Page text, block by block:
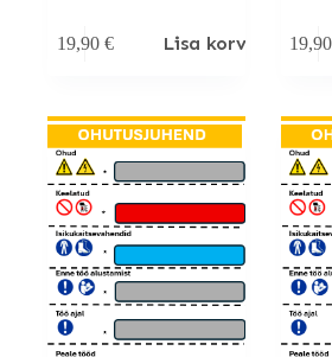
19,90 € Lisa korvi